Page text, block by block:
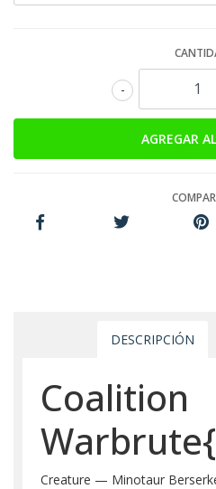
-
DESCRIPCIÓN
Coalition
Creature — Minotaur